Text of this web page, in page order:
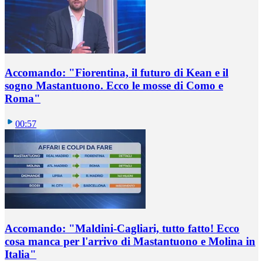
Accomando: "Fiorentina, il futuro di Kean e il
sogno Mastantuono. Ecco le mosse di Como e
Roma"
00:57
Accomando: "Maldini-Cagliari, tutto fatto! Ecco
cosa manca per l'arrivo di Mastantuono e Molina in
Italia"